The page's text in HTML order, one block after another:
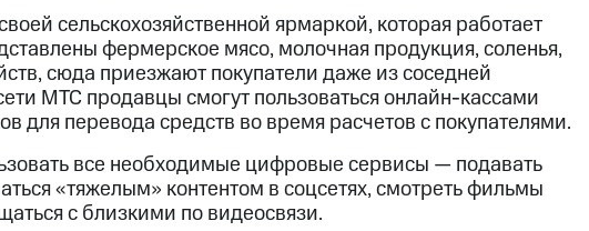
сельскохозяйственной ярмаркой, которая работает
фермерское мясо, молочная продукция, соленья,
сюда приезжают покупатели даже из соседней
МТС продавцы смогут пользоваться онлайн-кассами
для перевода средств во время расчетов с покупателями.
все необходимые цифровые сервисы — подавать
«тяжелым» контентом в соцсетях, смотреть фильмы
с близкими по видеосвязи.